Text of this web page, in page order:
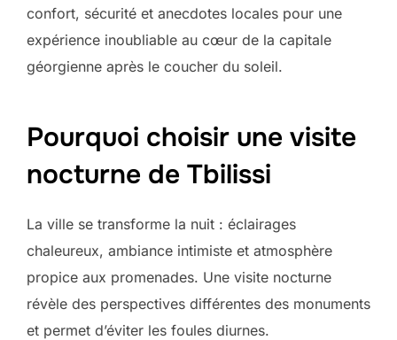
confort, sécurité et anecdotes locales pour une
expérience inoubliable au cœur de la capitale
géorgienne après le coucher du soleil.
Pourquoi choisir une visite
nocturne de Tbilissi
La ville se transforme la nuit : éclairages
chaleureux, ambiance intimiste et atmosphère
propice aux promenades. Une visite nocturne
révèle des perspectives différentes des monuments
et permet d’éviter les foules diurnes.